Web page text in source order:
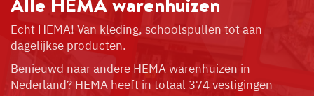
Echt HEMA! Van kleding, schoolspullen tot aan
dagelijkse producten.
Benieuwd naar andere HEMA warenhuizen in
Nederland? HEMA heeft in totaal 374 vestigingen